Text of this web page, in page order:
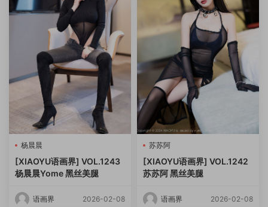
杨晨晨
[XIAOYU语画界] VOL.1243
杨晨晨Yome 黑丝美腿
语画界 2026-02-08
苏苏阿
[XIAOYU语画界] VOL.1242
苏苏阿 黑丝美腿
语画界 2026-02-08